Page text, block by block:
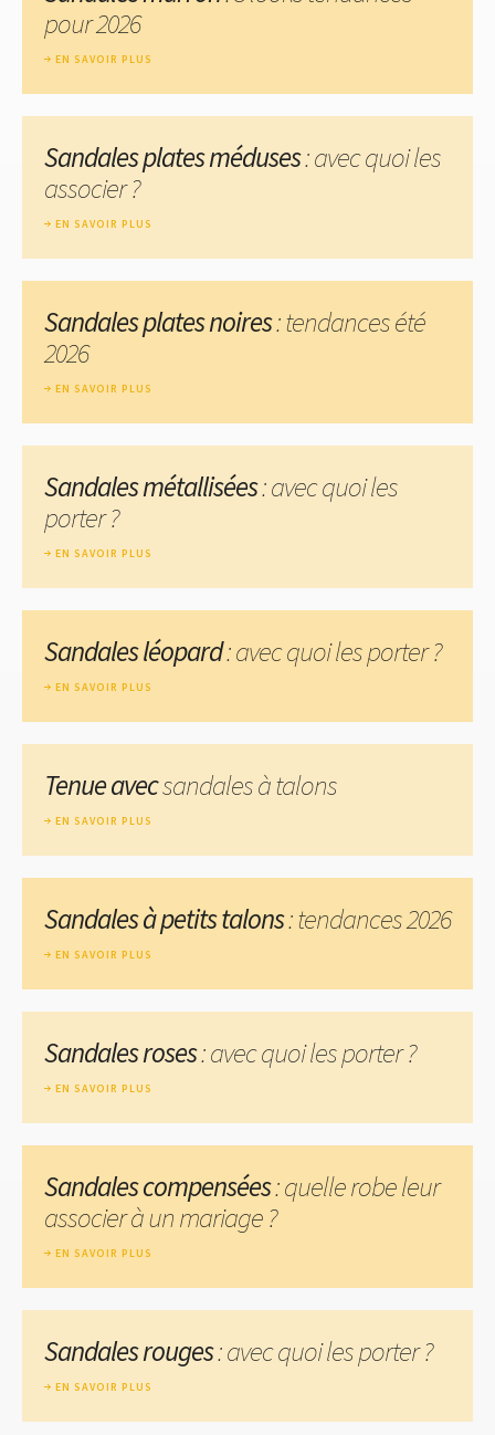
pour 2026
EN SAVOIR PLUS
Sandales plates méduses: avec quoi les
associer ?
EN SAVOIR PLUS
Sandales plates noires: tendances été
2026
EN SAVOIR PLUS
Sandales métallisées: avec quoi les
porter ?
EN SAVOIR PLUS
Sandales léopard: avec quoi les porter ?
EN SAVOIR PLUS
Tenue avecsandales à talons
EN SAVOIR PLUS
Sandales à petits talons: tendances 2026
EN SAVOIR PLUS
Sandales roses: avec quoi les porter ?
EN SAVOIR PLUS
Sandales compensées: quelle robe leur
associer à un mariage ?
EN SAVOIR PLUS
Sandales rouges: avec quoi les porter ?
EN SAVOIR PLUS